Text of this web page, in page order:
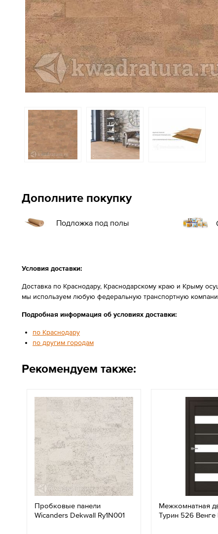
Дополните покупку
Подложка под полы
Условия доставки:
Доставка по Краснодару, Краснодарскому краю и Крыму
мы используем любую федеральную транспортную
Подробная информация об условиях доставки:
по Краснодару
по другим городам
Рекомендуем также:
Пробковые панели
Wicanders Dekwall Ry1N001
Межкомнатная
Турин 526 Венге